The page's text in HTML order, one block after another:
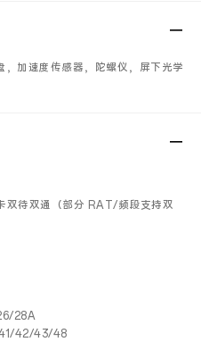
加速度传感器，陀螺仪，屏下光学
待双通（部分 RAT/频段支持双
28A
42/43/48